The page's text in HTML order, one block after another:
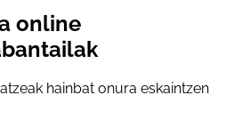
online
hainbat onura eskaintzen